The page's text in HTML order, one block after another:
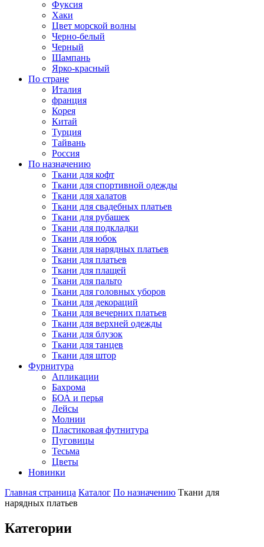
Фуксия
Хаки
Цвет морской волны
Черно-белый
Черный
Шампань
Ярко-красный
По стране
Италия
франция
Корея
Китай
Турция
Тайвань
Россия
По назначению
Ткани для кофт
Ткани для спортивной одежды
Ткани для халатов
Ткани для свадебных платьев
Ткани для рубашек
Ткани для подкладки
Ткани для юбок
Ткани для нарядных платьев
Ткани для платьев
Ткани для плащей
Ткани для пальто
Ткани для головных уборов
Ткани для декораций
Ткани для вечерних платьев
Ткани для верхней одежды
Ткани для блузок
Ткани для танцев
Ткани для штор
Фурнитура
Апликации
Бахрома
БОА и перья
Лейсы
Молнии
Пластиковая футнитура
Пуговицы
Тесьма
Цветы
Новинки
Главная страница Каталог По назначению Ткани для
нарядных платьев
Категории